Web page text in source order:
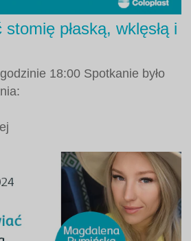
płaską, wklęsłą i
18:00 Spotkanie było